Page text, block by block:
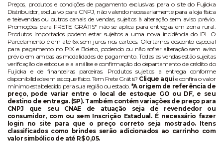
Preços, produtos e condições de pagamento exclusivas para o site do Fujioka
Distribuidor, exclusivo para CNPJ, não valendo necessariamente para a loja física
e televendas ou outros canais de vendas, sujeitos à alteração sem aviso prévio.
Promoções para FRETE GRÁTIS* não se aplica para entregas em zona rural.
Produtos importados podem estar sujeitos a uma nova incidência do IPI. O
Parcelamento é em até 6x sem juros nos cartões. Ofertamos desconto especial
para pagamento no PIX e Boleto, podendo ou não sofrer alteração sem aviso
prévio em ambas as modalidades de pagamento. Todas as vendas estão sujeitas
verificação de estoque e a análise e confirmação do departamento de crédito do
Fujioka e de financeiras parceiras. Produtos sujeitos a entrega conforme
disponibilidade em estoque físico. Tem Frete Grátis? Clique aqui e confira o valor
mínimo estabelecido para sua região ou estado. *A origem de referência de
preço, pode variar entre o local de estoque GO ou DF, e seu
destino de entrega. (SP). Também contém variações de preço para
CNPJ que seu CNAE de atuação seja de revendedor ou
consumidor, com ou sem Inscrição Estadual. É necessário fazer
login no site para que o preço correto seja mostrado. Itens
classificados como brindes serão adicionados ao carrinho com
valor simbólico de até R$ 0,05.